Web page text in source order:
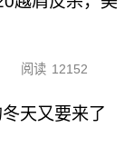
阅读 12152
天又要来了